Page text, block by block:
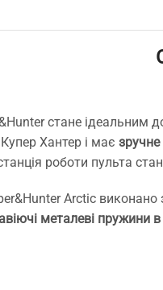
ще
стане ідеальним
Хантер і має
роботи пульта
Arctic виконано
металеві пружини